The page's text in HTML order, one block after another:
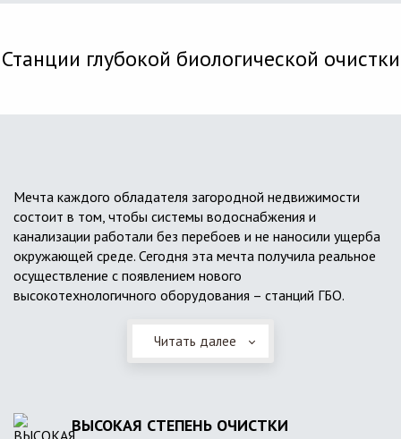
Станции глубокой биологической очистки
Мечта каждого обладателя загородной недвижимости
состоит в том, чтобы системы водоснабжения и
канализации работали без перебоев и не наносили ущерба
окружающей среде. Сегодня эта мечта получила реальное
осуществление с появлением нового
высокотехнологичного оборудования – станций ГБО.
Читать далее
ВЫСОКАЯ СТЕПЕНЬ ОЧИСТКИ